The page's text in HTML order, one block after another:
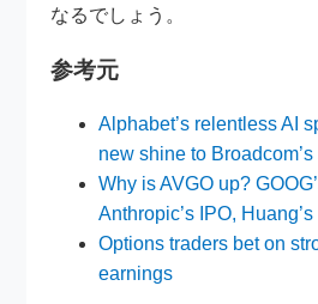
なるでしょう。
参考元
Alphabet’s relentless AI
new shine to Broadcom’s
Why is AVGO up?
Anthropic’s IPO,
Options traders bet on
earnings